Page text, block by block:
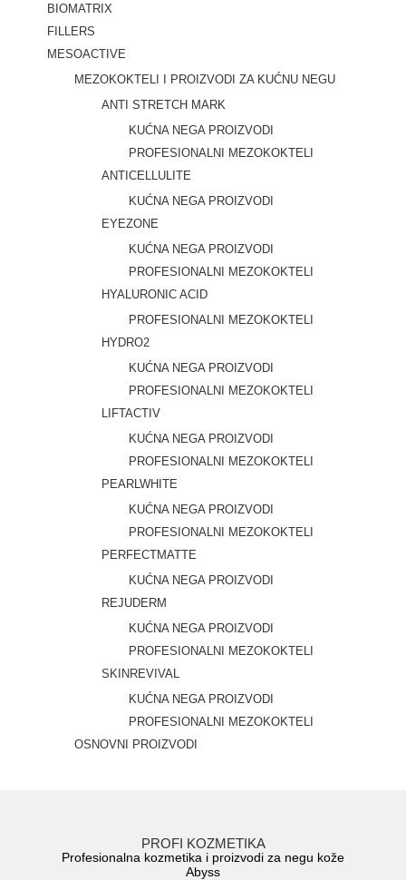
BIOMATRIX
FILLERS
MESOACTIVE
MEZOKOKTELI I PROIZVODI ZA KUĆNU NEGU
ANTI STRETCH MARK
KUĆNA NEGA PROIZVODI
PROFESIONALNI MEZOKOKTELI
ANTICELLULITE
KUĆNA NEGA PROIZVODI
EYEZONE
KUĆNA NEGA PROIZVODI
PROFESIONALNI MEZOKOKTELI
HYALURONIC ACID
PROFESIONALNI MEZOKOKTELI
HYDRO2
KUĆNA NEGA PROIZVODI
PROFESIONALNI MEZOKOKTELI
LIFTACTIV
KUĆNA NEGA PROIZVODI
PROFESIONALNI MEZOKOKTELI
PEARLWHITE
KUĆNA NEGA PROIZVODI
PROFESIONALNI MEZOKOKTELI
PERFECTMATTE
KUĆNA NEGA PROIZVODI
REJUDERM
KUĆNA NEGA PROIZVODI
PROFESIONALNI MEZOKOKTELI
SKINREVIVAL
KUĆNA NEGA PROIZVODI
PROFESIONALNI MEZOKOKTELI
OSNOVNI PROIZVODI
PROFI KOZMETIKA
Profesionalna kozmetika i proizvodi za negu kože
Abyss